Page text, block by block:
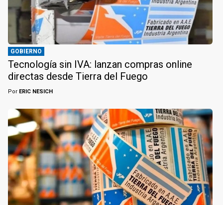
GOBIERNO
Tecnología sin IVA: lanzan compras online
directas desde Tierra del Fuego
Por ERIC NESICH